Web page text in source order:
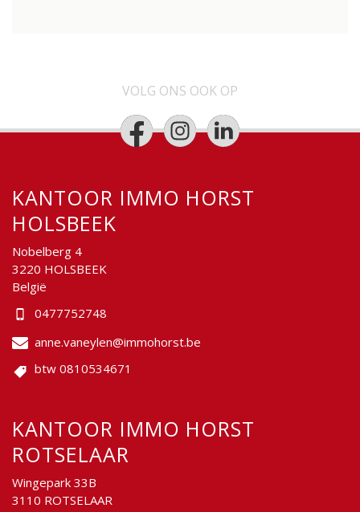
VOLG ONS OOK OP
KANTOOR IMMO HORST
HOLSBEEK
Nobelberg 4
3220 HOLSBEEK
België
0477752748
anne.vaneylen@immohorst.be
btw 0810534671
KANTOOR IMMO HORST
ROTSELAAR
Wingepark 33B
3110 ROTSELAAR